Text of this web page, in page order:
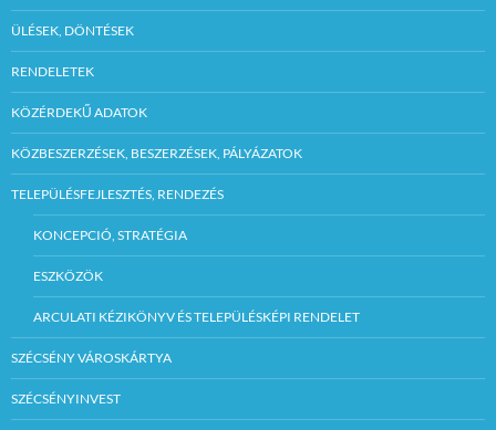
ÜLÉSEK, DÖNTÉSEK
RENDELETEK
KÖZÉRDEKŰ ADATOK
KÖZBESZERZÉSEK, BESZERZÉSEK, PÁLYÁZATOK
TELEPÜLÉSFEJLESZTÉS, RENDEZÉS
KONCEPCIÓ, STRATÉGIA
ESZKÖZÖK
ARCULATI KÉZIKÖNYV ÉS TELEPÜLÉSKÉPI RENDELET
SZÉCSÉNY VÁROSKÁRTYA
SZÉCSÉNYINVEST